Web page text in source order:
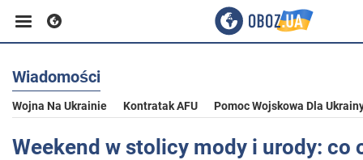
Biznes
Sport
Wiadomości
Wojna Na Ukrainie Kontratak AFU Pomoc Wojskowa Dla
Weekend w stolicy mody i urody: co